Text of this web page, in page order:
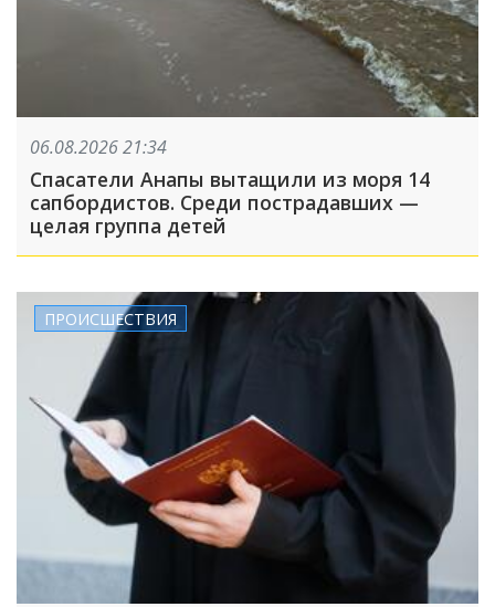
06.08.2026 21:34
Спасатели Анапы вытащили из моря 14
сапбордистов. Среди пострадавших —
целая группа детей
ПРОИСШЕСТВИЯ